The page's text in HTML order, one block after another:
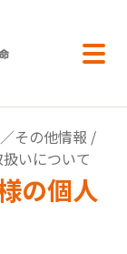
その他情報 /
いについて
の個人